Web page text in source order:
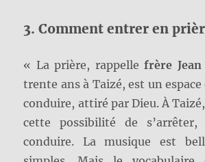
3. Comment entrer en
« La prière, rappellefrère
trente ans à Taizé, est un espace
conduire, attiré par Dieu. À
cette possibilité de
conduire. La musique est